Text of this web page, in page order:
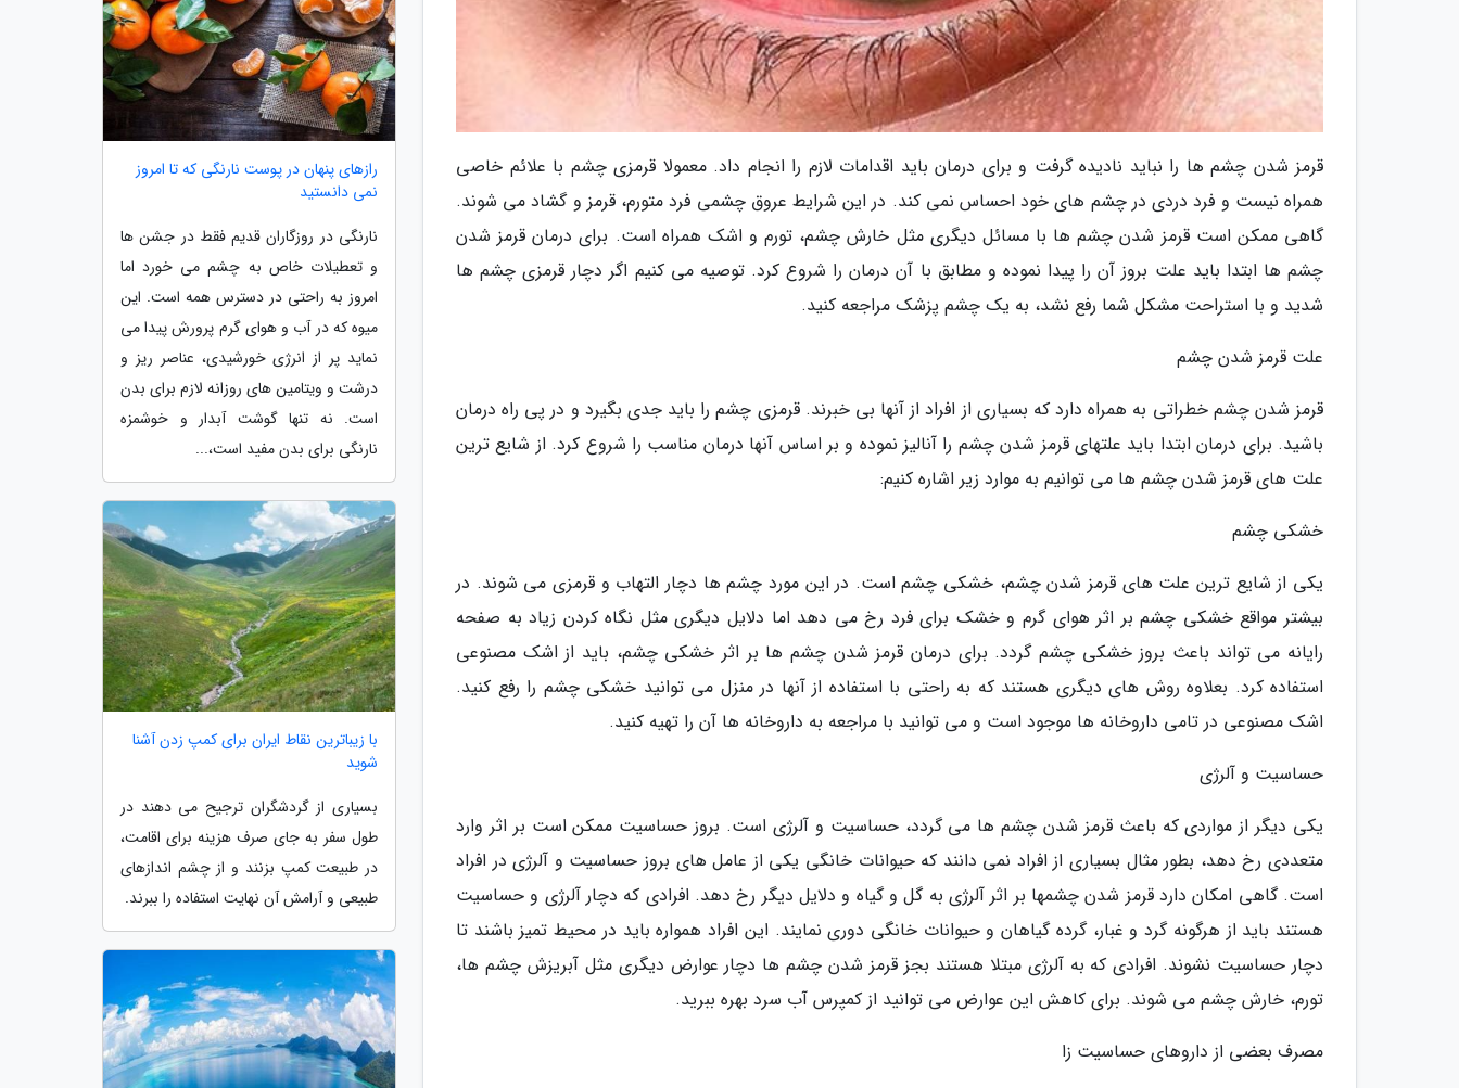
قرمز شدن چشم ها را نباید نادیده گرفت و برای درمان باید اقدامات لازم را انجام داد. معمولا قرمزی چشم با علائم خاصی
همراه نیست و فرد دردی در چشم های خود احساس نمی کند. در این شرایط عروق چشمی فرد متورم، قرمز و گشاد می شوند.
گاهی ممکن است قرمز شدن چشم ها با مسائل دیگری مثل خارش چشم، تورم و اشک همراه است. برای درمان قرمز شدن
چشم ها ابتدا باید علت بروز آن را پیدا نموده و مطابق با آن درمان را شروع کرد. توصیه می کنیم اگر دچار قرمزی چشم ها
شدید و با استراحت مشکل شما رفع نشد، به یک چشم پزشک مراجعه کنید.
علت قرمز شدن چشم
قرمز شدن چشم خطراتی به همراه دارد که بسیاری از افراد از آنها بی خبرند. قرمزی چشم را باید جدی بگیرد و در پی راه درمان
باشید. برای درمان ابتدا باید علتهای قرمز شدن چشم را آنالیز نموده و بر اساس آنها درمان مناسب را شروع کرد. از شایع ترین
علت های قرمز شدن چشم ها می توانیم به موارد زیر اشاره کنیم:
خشکی چشم
یکی از شایع ترین علت های قرمز شدن چشم، خشکی چشم است. در این مورد چشم ها دچار التهاب و قرمزی می شوند. در
بیشتر مواقع خشکی چشم بر اثر هوای گرم و خشک برای فرد رخ می دهد اما دلایل دیگری مثل نگاه کردن زیاد به صفحه
رایانه می تواند باعث بروز خشکی چشم گردد. برای درمان قرمز شدن چشم ها بر اثر خشکی چشم، باید از اشک مصنوعی
استفاده کرد. بعلاوه روش های دیگری هستند که به راحتی با استفاده از آنها در منزل می توانید خشکی چشم را رفع کنید.
اشک مصنوعی در تامی داروخانه ها موجود است و می توانید با مراجعه به داروخانه ها آن را تهیه کنید.
حساسیت و آلرژی
یکی دیگر از مواردی که باعث قرمز شدن چشم ها می گردد، حساسیت و آلرژی است. بروز حساسیت ممکن است بر اثر وارد
متعددی رخ دهد، بطور مثال بسیاری از افراد نمی دانند که حیوانات خانگی یکی از عامل های بروز حساسیت و آلرژی در افراد
است. گاهی امکان دارد قرمز شدن چشمها بر اثر آلرژی به گل و گیاه و دلایل دیگر رخ دهد. افرادی که دچار آلرژی و حساسیت
هستند باید از هرگونه گرد و غبار، گرده گیاهان و حیوانات خانگی دوری نمایند. این افراد همواره باید در محیط تمیز باشند تا
دچار حساسیت نشوند. افرادی که به آلرژی مبتلا هستند بجز قرمز شدن چشم ها دچار عوارض دیگری مثل آبریزش چشم ها،
تورم، خارش چشم می شوند. برای کاهش این عوارض می توانید از کمپرس آب سرد بهره ببرید.
مصرف بعضی از داروهای حساسیت زا
رازهای پنهان در پوست نارنگی که تا امروز
نمی دانستید
نارنگی در روزگاران قدیم فقط در جشن ها
و تعطیلات خاص به چشم می خورد اما
امروز به راحتی در دسترس همه است. این
میوه که در آب و هوای گرم پرورش پیدا می
نماید پر از انرژی خورشیدی، عناصر ریز و
درشت و ویتامین های روزانه لازم برای بدن
است. نه تنها گوشت آبدار و خوشمزه
نارنگی برای بدن مفید است،...
با زیباترین نقاط ایران برای کمپ زدن آشنا
شوید
بسیاری از گردشگران ترجیح می دهند در
طول سفر به جای صرف هزینه برای اقامت،
در طبیعت کمپ بزنند و از چشم اندازهای
طبیعی و آرامش آن نهایت استفاده را ببرند.